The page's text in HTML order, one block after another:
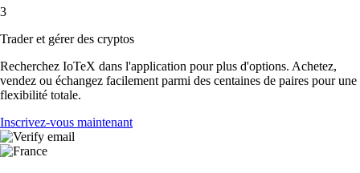
3
Trader et gérer des cryptos
Recherchez IoTeX dans l'application pour plus d'options. Achetez,
vendez ou échangez facilement parmi des centaines de paires pour une
flexibilité totale.
Inscrivez-vous maintenant